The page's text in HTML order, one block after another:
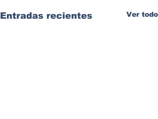
Entradas recientes Ver todo